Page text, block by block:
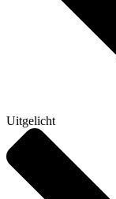
Uitgelicht